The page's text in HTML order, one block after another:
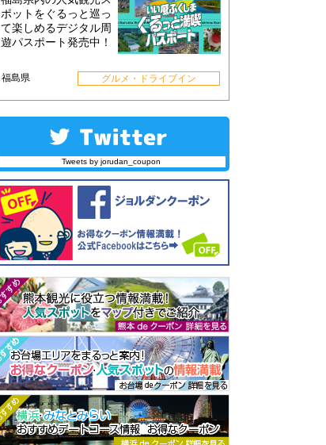
ポットをぐるっと巡っ
て楽しめるデジタル周
遊パスポート発売中！
福島県 グルメ・ドライブイン
Tweets by jorudan_coupon